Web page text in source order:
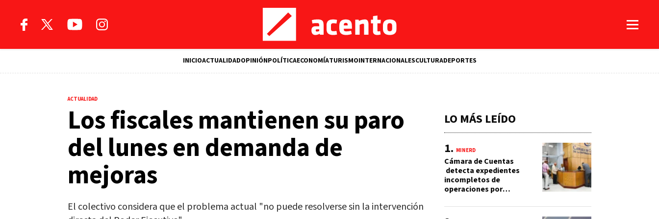
INICIOACTUALIDADOPINIÓNPOLÍTICAECONOMÍATURISMOINTERNACIONALESCULTURADEPORTES
ACTUALIDAD
Los fiscales mantienen su paro
del lunes en demanda de
mejoras
El colectivo considera que el problema actual "no puede resolverse sin la intervención
LO MÁS LEÍDO
MINERD
Cámara de Cuentas
detecta expedientes
incompletos de
operaciones por
MINERD, entre 2019 y